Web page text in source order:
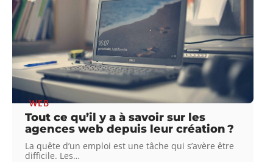
WEB
Tout ce qu’il y a à savoir sur les
agences web depuis leur création ?
La quête d’un emploi est une tâche qui s’avère être
difficile. Les…